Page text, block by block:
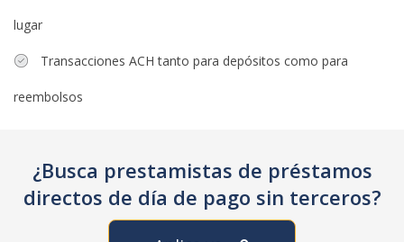
lugar
Transacciones ACH tanto para depósitos como para
reembolsos
¿Busca prestamistas de préstamos
directos de día de pago sin terceros?